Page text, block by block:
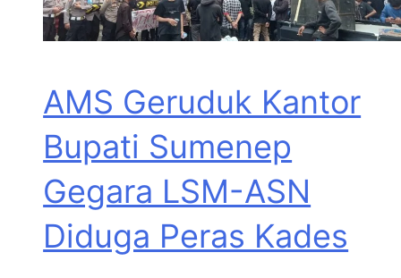
AMS Geruduk Kantor
Bupati Sumenep
Gegara LSM-ASN
Diduga Peras Kades